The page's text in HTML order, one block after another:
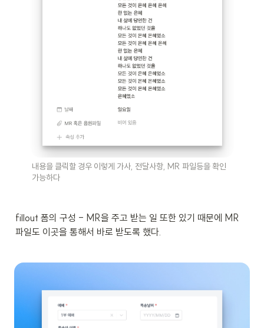
내용을 클릭할 경우 이렇게 가사, 전달사항, MR 파일등을 확인
가능하다
fillout 폼의 구성 - MR을 주고 받는 일 또한 있기 때문에 MR
파일도 이곳을 통해서 바로 받도록 했다.